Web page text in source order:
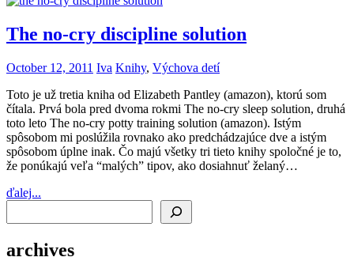
The no-cry discipline solution
October 12, 2011 Iva Knihy, Výchova detí
Toto je už tretia kniha od Elizabeth Pantley (amazon), ktorú som
čítala. Prvá bola pred dvoma rokmi The no-cry sleep solution, druhá
toto leto The no-cry potty training solution (amazon). Istým
spôsobom mi poslúžila rovnako ako predchádzajúce dve a istým
spôsobom úplne inak. Čo majú všetky tri tieto knihy spoločné je to,
že ponúkajú veľa “malých” tipov, ako dosiahnuť želaný…
ďalej...
archives